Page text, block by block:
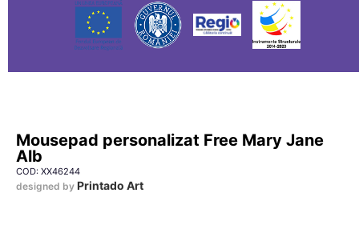
Mousepad personalizat Free Mary Jane
Alb
COD: XX46244
designed by Printado Art